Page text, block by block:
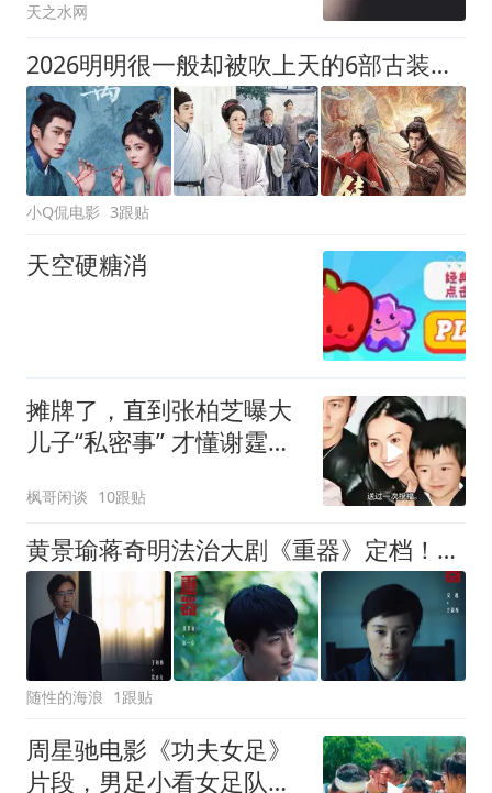
天之水网
2026明明很一般却被吹上天的6部古装剧，高开低走，没看完就弃了
小Q侃电影 3跟贴
天空硬糖消
摊牌了，直到张柏芝曝大
儿子“私密事” 才懂谢霆锋
枫哥闲谈 10跟贴
黄景瑜蒋奇明法治大剧《重器》定档！于和伟吴越丁勇岱重磅加盟看点拉满
随性的海浪 1跟贴
周星驰电影《功夫女足》
片段，男足小看女足队